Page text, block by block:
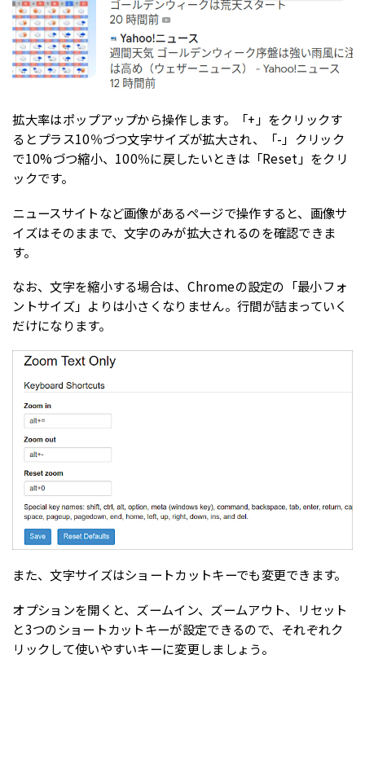
拡大率はポップアップから操作します。「+」をクリックす
るとプラス10％づつ文字サイズが拡大され、「-」クリック
で10%づつ縮小、100％に戻したいときは「Reset」をクリ
ックです。
ニュースサイトなど画像があるページで操作すると、画像サ
イズはそのままで、文字のみが拡大されるのを確認できま
す。
なお、文字を縮小する場合は、Chromeの設定の「最小フォ
ントサイズ」よりは小さくなりません。行間が詰まっていく
だけになります。
また、文字サイズはショートカットキーでも変更できます。
オプションを開くと、ズームイン、ズームアウト、リセット
と3つのショートカットキーが設定できるので、それぞれク
リックして使いやすいキーに変更しましょう。